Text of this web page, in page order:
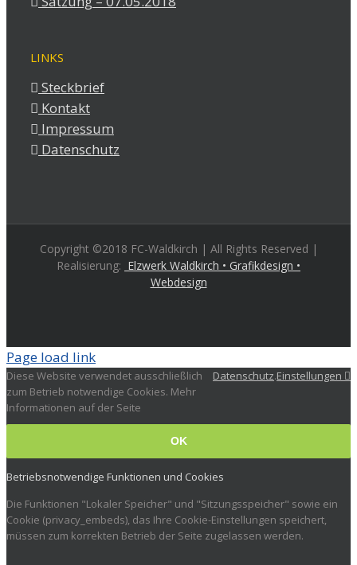
LINKS
Steckbrief
Kontakt
Impressum
Datenschutz
Copyright ©2018 FC-Waldkirch | All Rights Reserved |
Realisierung: Elzwerk Waldkirch • Grafikdesign •
Webdesign
Page load link
Diese Website verwendet ausschließlich
zum Betrieb notwendige Cookies. Mehr
Informationen auf der Seite
Datenschutz.Einstellungen
OK
Betriebsnotwendige Funktionen und Cookies
Die Funktionen "Lokaler Speicher" und "Sitzungsspeicher" sowie ein
Cookie (privacy_embeds), das Ihre Cookie-Einstellungen speichert,
müssen zum korrekten Betrieb der Seite zugelassen werden.